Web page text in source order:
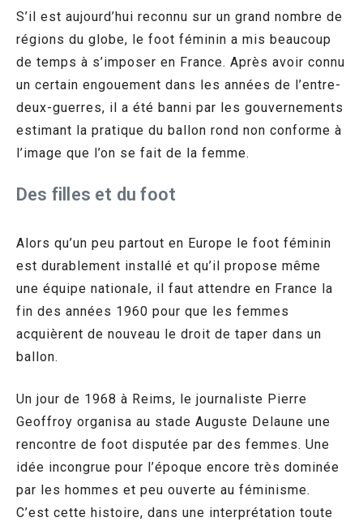
S’il est aujourd’hui reconnu sur un grand nombre de
régions du globe, le foot féminin a mis beaucoup
de temps à s’imposer en France. Après avoir connu
un certain engouement dans les années de l’entre-
deux-guerres, il a été banni par les gouvernements
estimant la pratique du ballon rond non conforme à
l’image que l’on se fait de la femme.
Des filles et du foot
Alors qu’un peu partout en Europe le foot féminin
est durablement installé et qu’il propose même
une équipe nationale, il faut attendre en France la
fin des années 1960 pour que les femmes
acquièrent de nouveau le droit de taper dans un
ballon.
Un jour de 1968 à Reims, le journaliste Pierre
Geoffroy organisa au stade Auguste Delaune une
rencontre de foot disputée par des femmes. Une
idée incongrue pour l’époque encore très dominée
par les hommes et peu ouverte au féminisme.
C’est cette histoire, dans une interprétation toute